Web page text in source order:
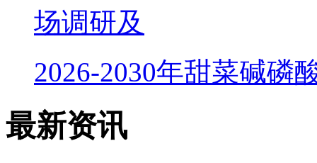
场调研及
2026-2030年甜菜碱磷
最新资讯